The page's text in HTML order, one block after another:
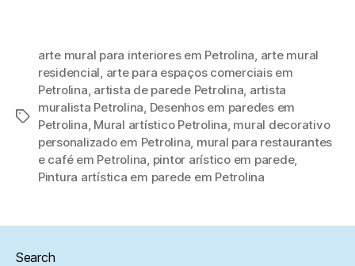
Tags
arte mural para interiores em Petrolina, arte mural
residencial, arte para espaços comerciais em
Petrolina, artista de parede Petrolina, artista
muralista Petrolina, Desenhos em paredes em
Petrolina, Mural artístico Petrolina, mural decorativo
personalizado em Petrolina, mural para restaurantes
e café em Petrolina, pintor arístico em parede,
Pintura artística em parede em Petrolina
Search